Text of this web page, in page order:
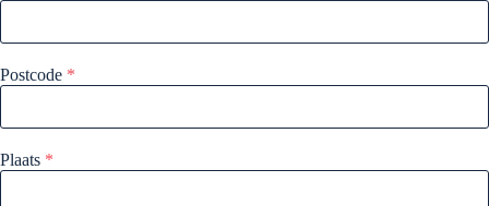
Postcode *
Plaats *